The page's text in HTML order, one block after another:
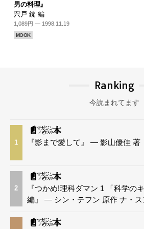
男の料理』
宍戸 錠 編
1,089円 — 1998.11.19
MOOK
Ranking
今読まれてます
1 『影まで愛して』 — 影山優佳 著
2
『つかめ!理科ダマン 1 「科学の
編』 — シン・テフン 原作 ナ・ス